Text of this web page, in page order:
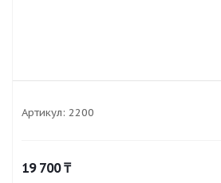
Артикул: 2200
19 700₸